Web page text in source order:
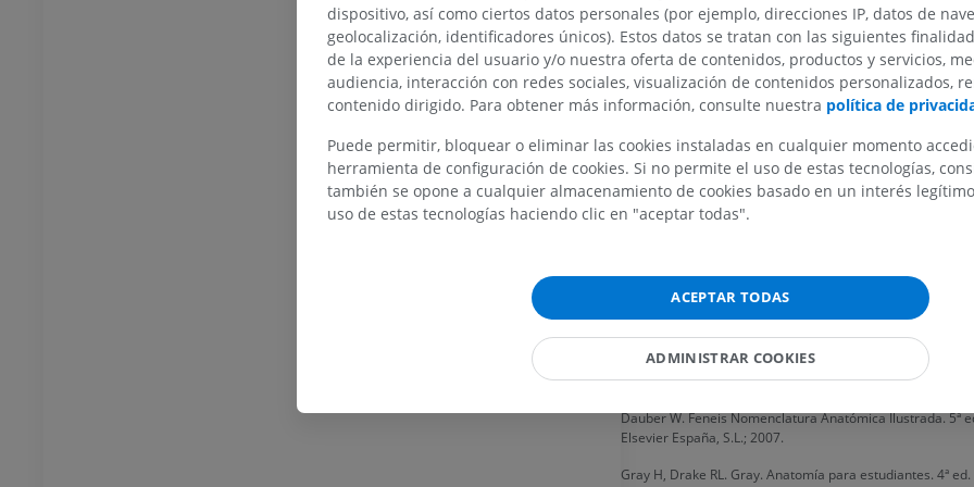
músculo compuesto por cuatro fascículos
bucofaríngeo, milofaríngeo y glosofaríngeo—
la porción craneal de la pared muscular
convergen en el rafe faríngeo y actúan
para cerrar el lumen faríngeo en la fase inicial
deglución, participando además en el cierre del
bucofaríngeo y en la resonancia vocal.
¿Esta definición es incorrecta o está
Terminologia Anatomica. 2ª ed. Federative International
Anatomical Terminology (FIPAT); 2019.
Dauber W. Feneis Nomenclatura Anatómica Ilustrada. 5ª
Elsevier España, S.L.; 2007.
Gray H, Drake RL. Gray. Anatomía para estudiantes. 4ª
Miembro inferior
Ilustraciones
TC del tobillo y del pie
IRM de la mano
IRM
PREMIUM
Radiografías del miembro
superior
Radiografía
Arteriografía de miembro
Angiografía
PREMIUM
IRM de la
IRM
Artrografía
Artrografía TC
IRM del
Antepié RM
dispositivo, así como ciertos datos personales (por ejemplo, direcciones IP, datos de
geolocalización, identificadores únicos). Estos datos se tratan con las siguientes
de la experiencia del usuario y/o nuestra oferta de contenidos, productos y servicios,
audiencia, interacción con redes sociales, visualización de contenidos personalizados,
contenido dirigido. Para obtener más información, consulte nuestra política de
Puede permitir, bloquear o eliminar las cookies instaladas en cualquier momento
herramienta de configuración de cookies. Si no permite el uso de estas tecnologías,
también se opone a cualquier almacenamiento de cookies basado en un interés
uso de estas tecnologías haciendo clic en "aceptar todas".
ACEPTAR TODAS
ADMINISTRAR COOKIES